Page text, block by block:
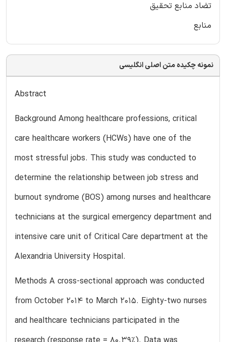
تضاد منابع تحقیق
منابع
نمونه چکیده متن اصلی انگلیسی
Abstract
Background Among healthcare professions, critical
care healthcare workers (HCWs) have one of the
most stressful jobs. This study was conducted to
determine the relationship between job stress and
burnout syndrome (BOS) among nurses and healthcare
technicians at the surgical emergency department and
intensive care unit of Critical Care department at the
Alexandria University Hospital.
Methods A cross-sectional approach was conducted
from October 2014 to March 2015. Eighty-two nurses
and healthcare technicians participated in the